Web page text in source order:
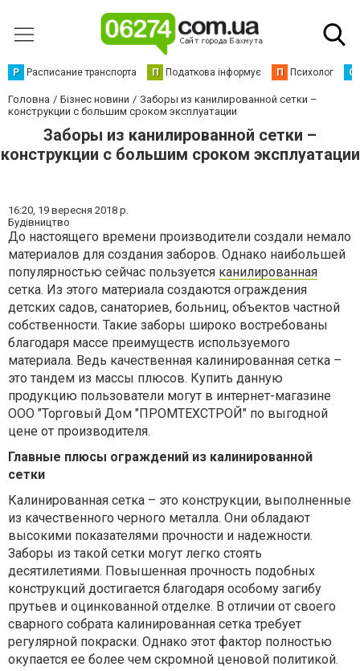
Р Расписание транспорта П Податкова інформує П Психолог С
Головна Бізнес новини
Заборы из канилированной сетки –
конструкции с большим сроком эксплуатации
Заборы из канилированной сетки –
конструкции с большим сроком эксплуатации
16:20, 19 вересня 2018 р.
Будівництво
До настоящего времени производители создали немало
материалов для создания заборов. Однако наибольшей
популярностью сейчас пользуется канилированная
сетка. Из этого материала создаются ограждения
детских садов, санаториев, больниц, объектов частной
собственности. Такие заборы широко востребованы
благодаря массе преимуществ используемого
материала. Ведь качественная калинированная сетка –
это тандем из массы плюсов. Купить данную
продукцию пользователи могут в интернет-магазине
ООО "Торговый Дом "ПРОМТЕХСТРОЙ" по выгодной
цене от производителя.
Главные плюсы ограждений из калинированной
сетки
Калинированная сетка – это конструкции, выполненные
из качественного черного металла. Они обладают
высокими показателями прочности и надежности.
Заборы из такой сетки могут легко стоять
десятилетиями. Повышенная прочность подобных
конструкций достигается благодаря особому загибу
прутьев и оцинкованной отделке. В отличии от своего
сварного собрата калинированная сетка требует
регулярной покраски. Однако этот фактор полностью
окупается ее более чем скромной ценовой политикой.